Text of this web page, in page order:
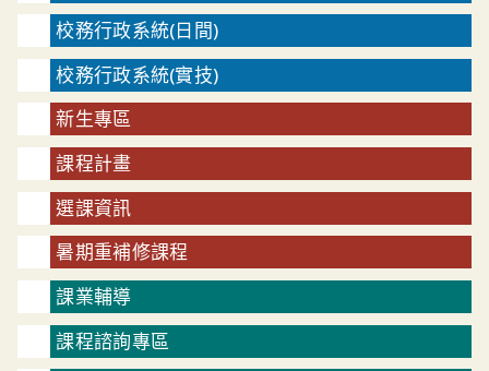
校務行政系統(日間)
校務行政系統(實技)
新生專區
課程計畫
選課資訊
暑期重補修課程
課業輔導
課程諮詢專區